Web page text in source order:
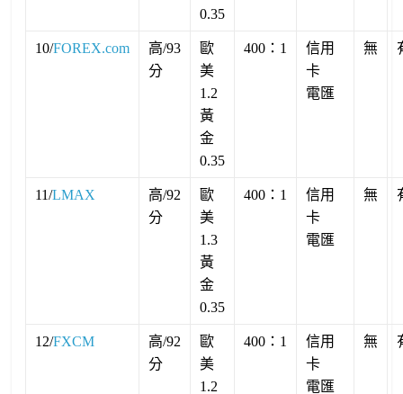
0.35
10/FOREX.com
高/93
分
歐
美
1.2
黃
金
0.35
400：1
信用
卡
電匯
無
11/LMAX
高/92
分
歐
美
1.3
黃
金
0.35
400：1
信用
卡
電匯
無
12/FXCM
高/92
分
歐
美
1.2
400：1
信用
卡
電匯
無